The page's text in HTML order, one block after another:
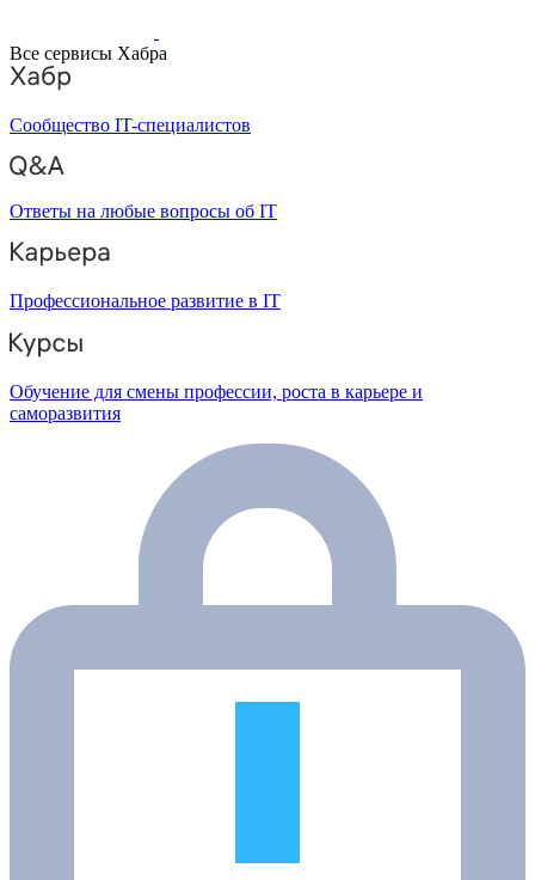
Все сервисы Хабра
Сообщество IT-специалистов
Ответы на любые вопросы об IT
Профессиональное развитие в IT
Обучение для смены профессии, роста в карьере и
саморазвития